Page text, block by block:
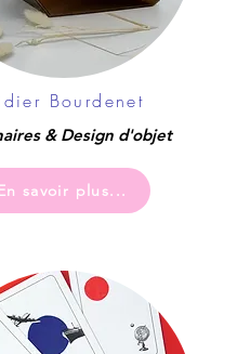
Bourdenet
& Design d'objet
savoir plus...